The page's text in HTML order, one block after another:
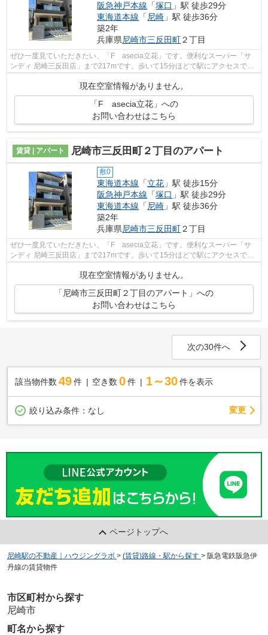
阪急神戸本線 「塚口 」駅 徒歩29分
東海道本線 「尼崎 」駅 徒歩36分
築2年
兵庫県尼崎市三反田町２丁目
ぜひ一度見ていただきたい、「F asecia立花」です。便利なスーパー「サ
ンディ 尼崎三反田店」まで217mです。歩いて15分ほどで駅にアクセスでき
現在空室情報がありません。
「F asecia立花」への
お問い合わせはこちら
賃貸 | アパート 尼崎市三反田町２丁目のアパート
敷0
東海道本線 「立花 」駅 徒歩15分
阪急神戸本線 「塚口 」駅 徒歩29分
東海道本線 「 尼崎 」駅 徒歩36分
築2年
兵庫県尼崎市三反田町２丁目
ぜひ一度見ていただきたい、「F asecia立花」です。便利なスーパー「サ
ンディ 尼崎三反田店」まで217mです。歩いて15分ほどで駅にアクセスでき
現在空室情報がありません。
「尼崎市三反田町２丁目のアパート」への
お問い合わせはこちら
次の30件へ
該当物件数 49件 空き数 0 件 1～30 件を表示
絞り込み条件： なし 変更
ページトップへ
尼崎駅の不動産｜ハウジングラボ > (賃貸)路線・駅から探す > 阪急電鉄阪急伊
丹線の賃貸物件
市区町村から探す
尼崎市
町名から探す